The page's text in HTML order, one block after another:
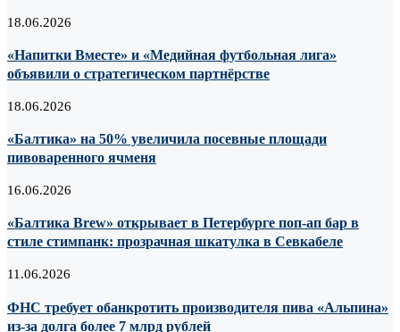
18.06.2026
«Напитки Вместе» и «Медийная футбольная лига»
объявили о стратегическом партнёрстве
18.06.2026
«Балтика» на 50% увеличила посевные площади
пивоваренного ячменя
16.06.2026
«Балтика Brew» открывает в Петербурге поп-ап бар в
стиле стимпанк: прозрачная шкатулка в Севкабеле
11.06.2026
ФНС требует обанкротить производителя пива «Альпина»
из-за долга более 7 млрд рублей